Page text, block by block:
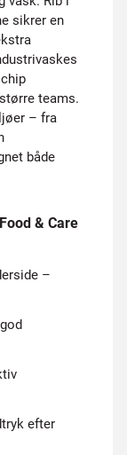
sikrer en
teams.
– fra
både
& Care
–
efter